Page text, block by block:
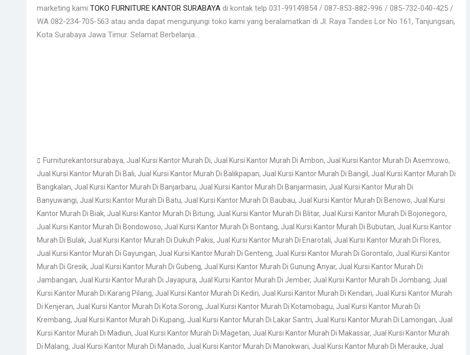
marketing kami TOKO FURNITURE KANTOR SURABAYA di kontak telp 031-99149854 / 087-853-882-996 / 085-732-040-425 /
WA 082-234-705-563 atau anda dapat mengunjungi toko kami yang beralamatkan di Jl. Raya Tandes Lor No 161, Tanjungsari,
Kota Surabaya Jawa Timur. Selamat Berbelanja…
Furniturekantorsurabaya, Jual Kursi Kantor Murah Di, Jual Kursi Kantor Murah Di Ambon, Jual Kursi Kantor Murah Di Asemrowo,
Jual Kursi Kantor Murah Di Bali, Jual Kursi Kantor Murah Di Balikpapan, Jual Kursi Kantor Murah Di Bangil , Jual Kursi Kantor Murah Di
Bangkalan, Jual Kursi Kantor Murah Di Banjarbaru, Jual Kursi Kantor Murah Di Banjarmasin, Jual Kursi Kantor Murah Di
Banyuwangi, Jual Kursi Kantor Murah Di Batu, Jual Kursi Kantor Murah Di Baubau, Jual Kursi Kantor Murah Di Benowo, Jual Kursi
Kantor Murah Di Biak, Jual Kursi Kantor Murah Di Bitung, Jual Kursi Kantor Murah Di Blitar, Jual Kursi Kantor Murah Di Bojonegoro,
Jual Kursi Kantor Murah Di Bondowoso, Jual Kursi Kantor Murah Di Bontang, Jual Kursi Kantor Murah Di Bubutan, Jual Kursi Kantor
Murah Di Bulak, Jual Kursi Kantor Murah Di Dukuh Pakis, Jual Kursi Kantor Murah Di Enarotali, Jual Kursi Kantor Murah Di Flores,
Jual Kursi Kantor Murah Di Gayungan, Jual Kursi Kantor Murah Di Genteng, Jual Kursi Kantor Murah Di Gorontalo, Jual Kursi Kantor
Murah Di Gresik, Jual Kursi Kantor Murah Di Gubeng, Jual Kursi Kantor Murah Di Gunung Anyar, Jual Kursi Kantor Murah Di
Jambangan, Jual Kursi Kantor Murah Di Jayapura, Jual Kursi Kantor Murah Di Jember, Jual Kursi Kantor Murah Di Jombang, Jual
Kursi Kantor Murah Di Karang Pilang, Jual Kursi Kantor Murah Di Kediri, Jual Kursi Kantor Murah Di Kendari, Jual Kursi Kantor Murah
Di Kenjeran, Jual Kursi Kantor Murah Di Kota Sorong, Jual Kursi Kantor Murah Di Kotamobagu, Jual Kursi Kantor Murah Di
Krembang, Jual Kursi Kantor Murah Di Kupang, Jual Kursi Kantor Murah Di Lakar Santri, Jual Kursi Kantor Murah Di Lamongan, Jual
Kursi Kantor Murah Di Madiun, Jual Kursi Kantor Murah Di Magetan, Jual Kursi Kantor Murah Di Makassar, Jual Kursi Kantor Murah
Di Malang, Jual Kursi Kantor Murah Di Manado, Jual Kursi Kantor Murah Di Manokwari, Jual Kursi Kantor Murah Di Merauke, Jual